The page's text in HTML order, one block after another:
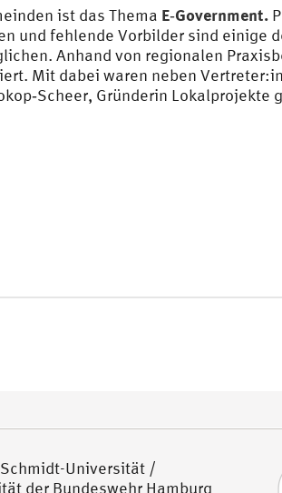
ist das Thema E‐Government.
und fehlende Vorbilder sind einige
Anhand von regionalen
Mit dabei waren neben
Gründerin Lokalprojekte
Universität /
der Bundeswehr Hamburg